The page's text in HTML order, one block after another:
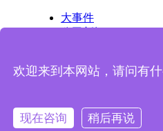
大事件
Copyright © 2017 浙江亚迪纳新
欢迎来到本网站，请问有
现在咨询 稍后再说